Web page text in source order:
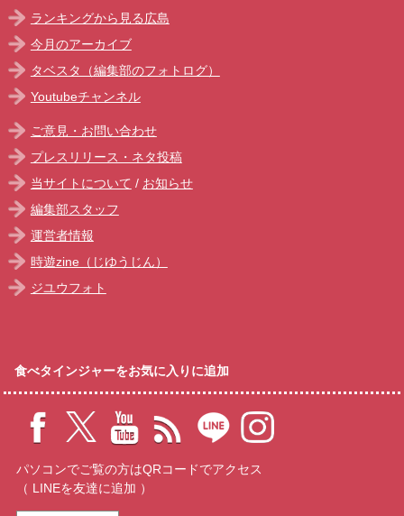
ランキングから見る広島
今月のアーカイブ
タベスタ（編集部のフォトログ）
Youtubeチャンネル
ご意見・お問い合わせ
プレスリリース・ネタ投稿
当サイトについて / お知らせ
編集部スタッフ
運営者情報
時遊zine（じゆうじん）
ジユウフォト
食べタインジャーをお気に入りに追加
パソコンでご覧の方はQRコードでアクセス
（ LINEを友達に追加 ）